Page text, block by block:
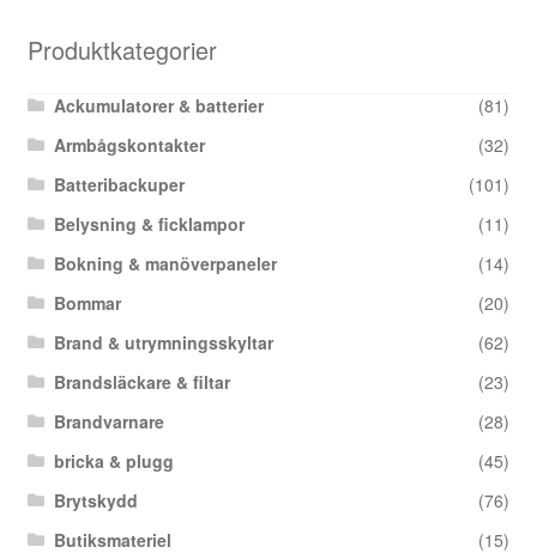
Produktkategorier
Ackumulatorer & batterier
(81)
Armbågskontakter
(32)
Batteribackuper
(101)
Belysning & ficklampor
(11)
Bokning & manöverpaneler
(14)
Bommar
(20)
Brand & utrymningsskyltar
(62)
Brandsläckare & filtar
(23)
Brandvarnare
(28)
bricka & plugg
(45)
Brytskydd
(76)
Butiksmateriel
(15)